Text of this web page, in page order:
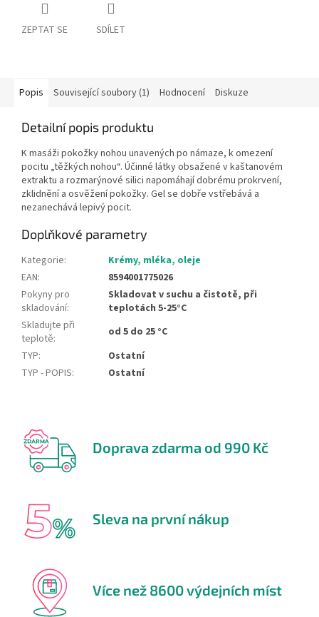
ZEPTAT SE SDÍLET
Popis Související soubory (1) Hodnocení Diskuze
Detailní popis produktu
K masáži pokožky nohou unavených po námaze, k omezení
pocitu „těžkých nohou“. Účinné látky obsažené v kaštanovém
extraktu a rozmarýnové silici napomáhají dobrému prokrvení,
zklidnění a osvěžení pokožky. Gel se dobře vstřebává a
nezanechává lepivý pocit.
Doplňkové parametry
Kategorie:
Krémy, mléka, oleje
EAN:
8594001775026
Pokyny pro
skladování:
Skladovat v suchu a čistotě, při
teplotách 5-25°C
Skladujte při
teplotě:
od 5 do 25 °C
TYP:
Ostatní
TYP - POPIS: Ostatní
Doprava zdarma od 990 Kč
Sleva na první nákup
Více než 8600 výdejních míst